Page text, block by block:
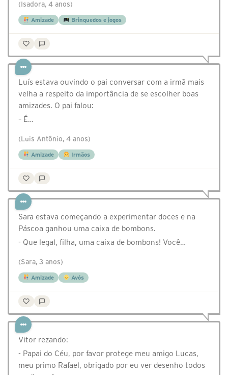
(Isadora, 4 anos)
Amizade Brinquedos e jogos
Luís estava ouvindo o pai conversar com a irmã mais
velha a respeito da importância de se escolher boas
amizades. O pai falou:
– É…
(Luis Antônio, 4 anos)
Amizade Irmãos
Sara estava começando a experimentar doces e na
Páscoa ganhou uma caixa de bombons.
- Que legal, filha, uma caixa de bombons! Você…
(Sara, 3 anos)
Amizade Avós
Vitor rezando:
- Papai do Céu, por favor protege meu amigo Lucas,
meu primo Rafael, obrigado por eu ver desenho todos